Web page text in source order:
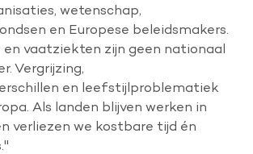
wetenschap,
en Europese beleidsmakers.
en vaatziekten zijn geen nationaal
Vergrijzing,
en leefstijlproblematiek
Als landen blijven werken in
verliezen we kostbare tijd én